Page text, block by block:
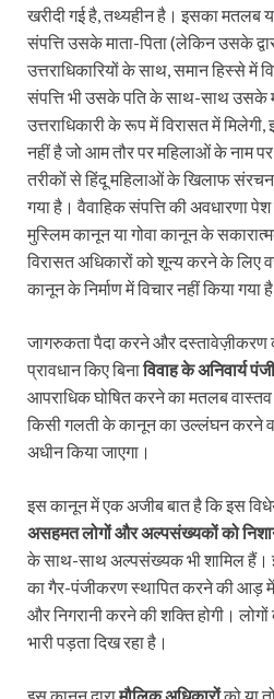
खरीदी गई है, तथ्यहीन है। इसका मतलब
संपत्ति उसके माता-पिता (लेकिन उसके
उत्तराधिकारियों के साथ, समान हिस्से में
संपत्ति भी उसके पति के साथ-साथ उसके
उत्तराधिकारी के रूप में विरासत में
नहीं है जो आम तौर पर महिलाओं के नाम
तरीकों से हिंदू महिलाओं के खिलाफ
गया है। वैवाहिक संपत्ति की अवधारणा
मुस्लिम कानून या गोवा कानून के
विरासत अधिकारों को शून्य करने के लिए
कानून के निर्माण में विचार नहीं किया गया
जागरुकता पैदा करने और दस्तावेज़ीकरण
प्रावधान किए बिनाविवाह के अनिवार्य
आपराधिक घोषित करने का मतलब वास्तव
किसी गलती के कानून का उल्लंघन करने
अधीन किया जाएगा।
इस कानून में एक अजीब बात है कि इस
असहमत लोगों और अल्पसंख्यकों को
के साथ-साथ अल्पसंख्यक भी शामिल हैं।
का गैर-पंजीकरण स्थापित करने की आड़
और निगरानी करने की शक्ति होगी। लोगों
भारी पड़ता दिख रहा है।